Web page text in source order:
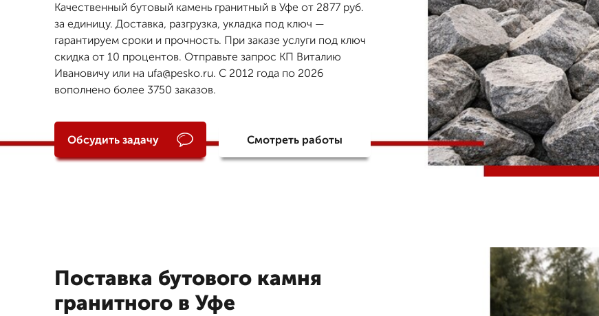
Качественный бутовый камень гранитный в Уфе от 2877 руб.
за единицу. Доставка, разгрузка, укладка под ключ —
гарантируем сроки и прочность. При заказе услуги под ключ
скидка от 10 процентов. Отправьте запрос КП Виталию
Ивановичу или на ufa@pesko.ru. С 2012 года по 2026
вополнено более 3750 заказов.
Обсудить задачу Смотреть работы
Поставка бутового камня
гранитного в Уфе